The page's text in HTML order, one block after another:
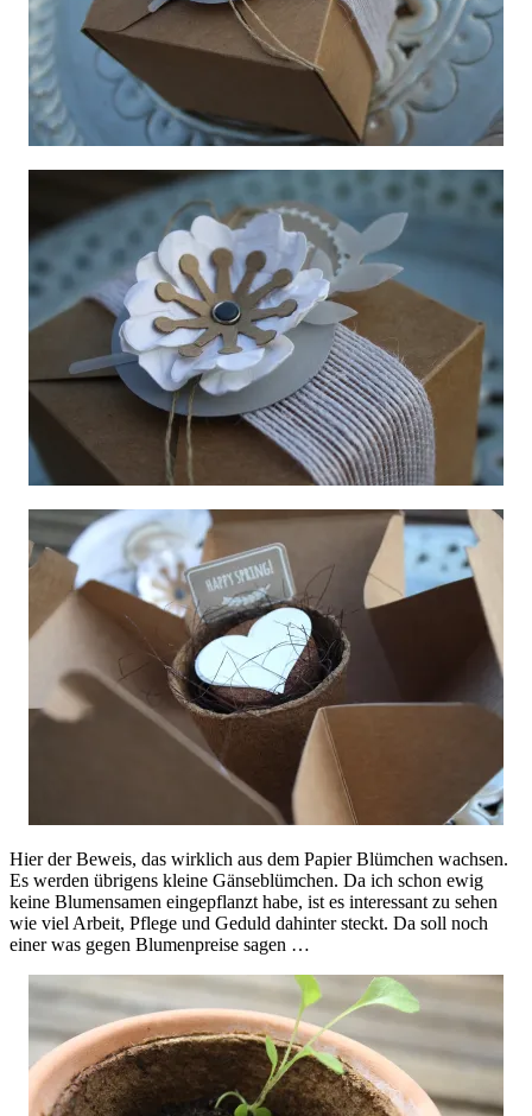
Hier der Beweis, das wirklich aus dem Papier Blümchen wachsen.
Es werden übrigens kleine Gänseblümchen. Da ich schon ewig
keine Blumensamen eingepflanzt habe, ist es interessant zu sehen
wie viel Arbeit, Pflege und Geduld dahinter steckt. Da soll noch
einer was gegen Blumenpreise sagen …